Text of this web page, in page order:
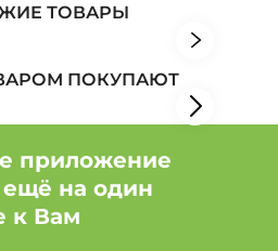
ТОВАРЫ
ПОКУПАЮТ
приложение
на один
к Вам